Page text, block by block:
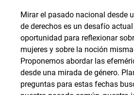
Mirar el pasado nacional desde
de derechos es un desafío
oportunidad para reflexionar
mujeres y sobre la noción
Proponemos abordar las
desde una mirada de género.
preguntas para estas fechas